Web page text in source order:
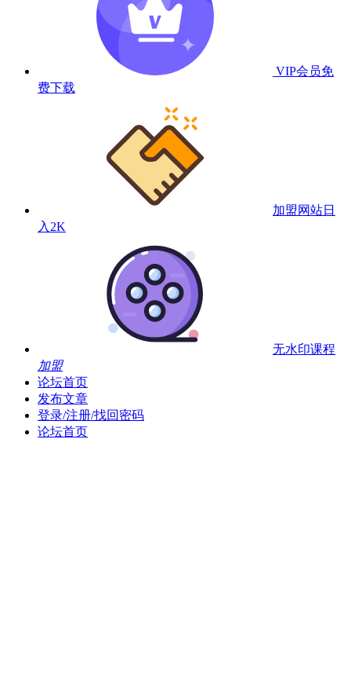
VIP会员免
费下载
加盟网站日
入2K
无水印课程
加盟
论坛首页
发布文章
登录/注册/找回密码
论坛首页